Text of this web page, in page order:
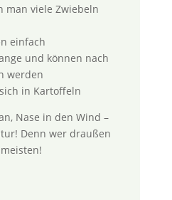
man viele Zwiebeln
einfach
und können nach
werden
in Kartoffeln
Nase in den Wind –
Denn wer draußen